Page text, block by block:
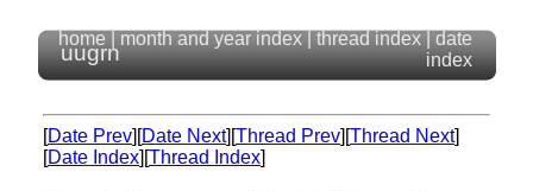
uugrn
home month and year index thread index
date
index
[Date Prev][Date Next][Thread Prev][Thread Next]
[Date Index][Thread Index]